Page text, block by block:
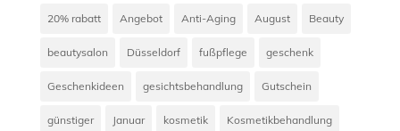
20% rabatt Angebot Anti-Aging August Beauty
beautysalon Düsseldorf fußpflege geschenk
Geschenkideen gesichtsbehandlung Gutschein
günstiger Januar kosmetik Kosmetikbehandlung